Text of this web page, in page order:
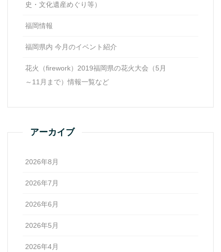
史・文化遺産めぐり等）
福岡情報
福岡県内 今月のイベント紹介
花火（firework）2019福岡県の花火大会（5月
～11月まで）情報一覧など
アーカイブ
2026年8月
2026年7月
2026年6月
2026年5月
2026年4月